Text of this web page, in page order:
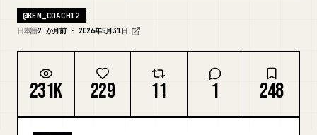
プロンプト
@KEN_COACH12
日本語2 か月前 · 2026年5月31日
231K 229 11 1 248